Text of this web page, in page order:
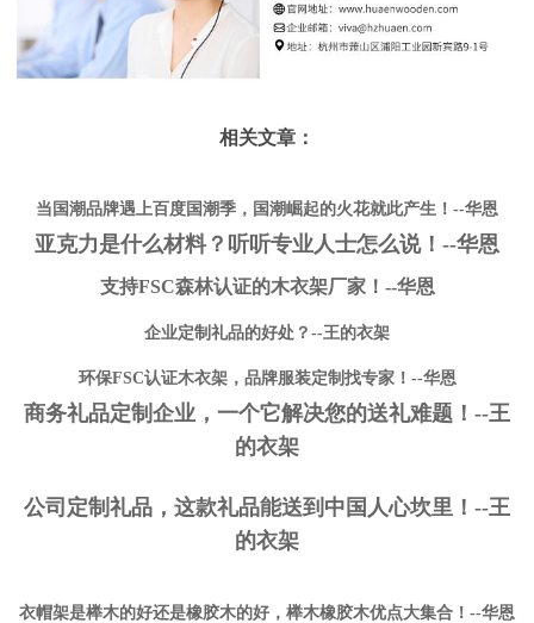
相关文章：
当国潮品牌遇上百度国潮季，国潮崛起的火花就此产生！--华恩
亚克力是什么材料？听听专业人士怎么说！--华恩
支持FSC森林认证的木衣架厂家！--华恩
企业定制礼品的好处？--王的衣架
环保FSC认证木衣架，品牌服装定制找专家！--华恩
商务礼品定制企业，一个它解决您的送礼难题！--王
的衣架
公司定制礼品，这款礼品能送到中国人心坎里！--王
的衣架
衣帽架是榉木的好还是橡胶木的好，榉木橡胶木优点大集合！--华恩